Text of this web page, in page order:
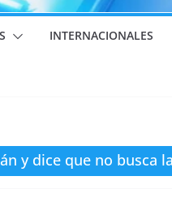
INTERNACIONALES
y dice que no busca